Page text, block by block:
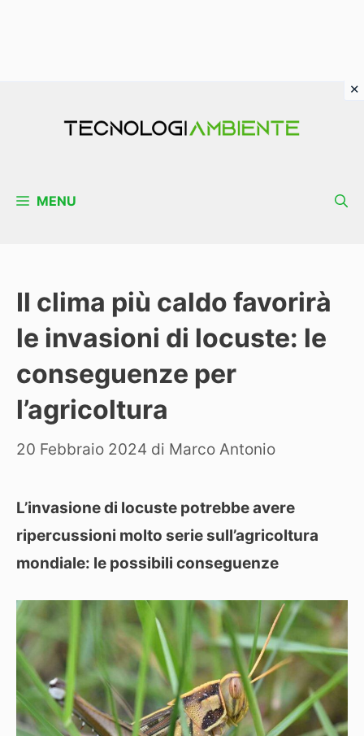
MENU
Il clima più caldo favorirà
le invasioni di locuste: le
conseguenze per
l’agricoltura
20 Febbraio 2024 di Marco Antonio
L’invasione di locuste potrebbe avere
ripercussioni molto serie sull’agricoltura
mondiale: le possibili conseguenze